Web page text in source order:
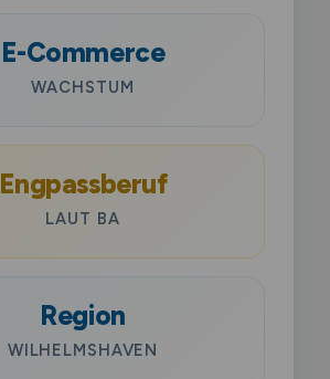
E-Commerce
WACHSTUM
Engpassberuf
LAUT BA
Region
WILHELMSHAVEN